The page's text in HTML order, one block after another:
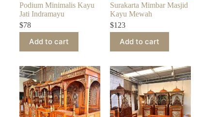
Podium Minimalis Kayu
Jati Indramayu
$78
Add to cart
Surakarta Mimbar Masjid
Kayu Mewah
$123
Add to cart